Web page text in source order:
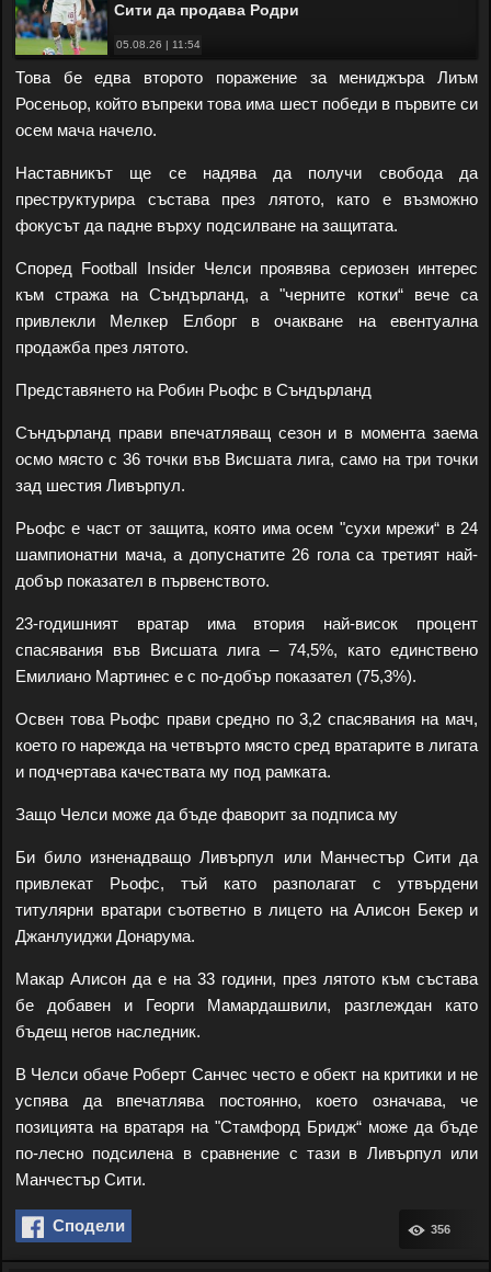
05.08.26 | 11:54
Сити да продава Родри
Това бе едва второто поражение за мениджъра Лиъм
Росеньор, който въпреки това има шест победи в първите си
осем мача начело.
Наставникът ще се надява да получи свобода да
преструктурира състава през лятото, като е възможно
фокусът да падне върху подсилване на защитата.
Според Football Insider Челси проявява сериозен интерес
към стража на Съндърланд, а "черните котки“ вече са
привлекли Мелкер Елборг в очакване на евентуална
продажба през лятото.
Представянето на Робин Рьофс в Съндърланд
Съндърланд прави впечатляващ сезон и в момента заема
осмо място с 36 точки във Висшата лига, само на три точки
зад шестия Ливърпул.
Рьофс е част от защита, която има осем "сухи мрежи“ в 24
шампионатни мача, а допуснатите 26 гола са третият най-
добър показател в първенството.
23-годишният вратар има втория най-висок процент
спасявания във Висшата лига – 74,5%, като единствено
Емилиано Мартинес е с по-добър показател (75,3%).
Освен това Рьофс прави средно по 3,2 спасявания на мач,
което го нарежда на четвърто място сред вратарите в лигата
и подчертава качествата му под рамката.
Защо Челси може да бъде фаворит за подписа му
Би било изненадващо Ливърпул или Манчестър Сити да
привлекат Рьофс, тъй като разполагат с утвърдени
титулярни вратари съответно в лицето на Алисон Бекер и
Джанлуиджи Донарума.
Макар Алисон да е на 33 години, през лятото към състава
бе добавен и Георги Мамардашвили, разглеждан като
бъдещ негов наследник.
В Челси обаче Роберт Санчес често е обект на критики и не
успява да впечатлява постоянно, което означава, че
позицията на вратаря на "Стамфорд Бридж“ може да бъде
по-лесно подсилена в сравнение с тази в Ливърпул или
Манчестър Сити.
Сподели 356